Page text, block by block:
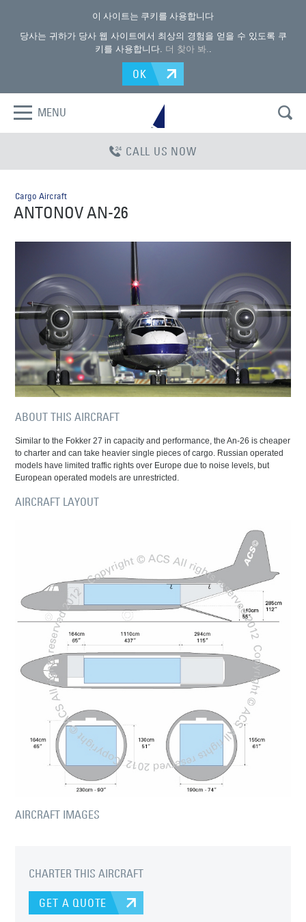
이 사이트는 쿠키를 사용합니다
당사는 귀하가 당사 웹 사이트에서 최상의 경험을 얻을 수 있도록 쿠
키를 사용합니다. 더 찾아 봐..
OK
MENU
CALL US NOW
Cargo Aircraft
ANTONOV AN-26
ABOUT THIS AIRCRAFT
Similar to the Fokker 27 in capacity and performance, the An-26 is cheaper
to charter and can take heavier single pieces of cargo. Russian operated
models have limited traffic rights over Europe due to noise levels, but
European operated models are unrestricted.
AIRCRAFT LAYOUT
AIRCRAFT IMAGES
CHARTER THIS AIRCRAFT
GET A QUOTE